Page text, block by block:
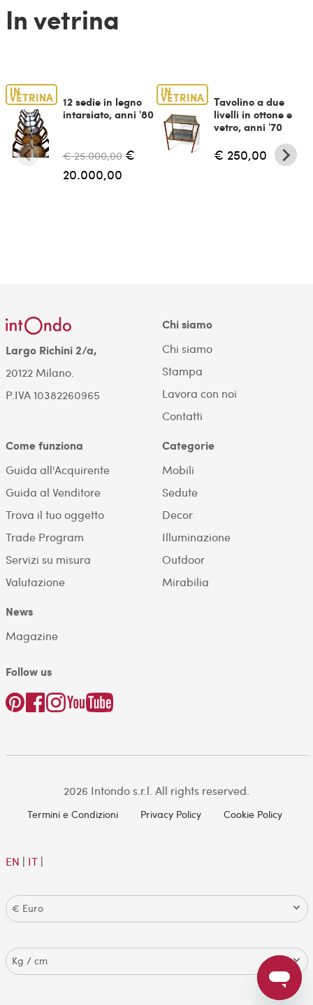
In vetrina
IN
VETRINA
12 sedie in legno
intarsiato, anni '80
€ 25.000,00 €
20.000,00
IN
VETRINA
Tavolino a due
livelli in ottone e
vetro, anni '70
€ 250,00
Largo Richini 2/a,
20122 Milano.
P.IVA 10382260965
Chi siamo
Chi siamo
Stampa
Lavora con noi
Contatti
Come funziona
Guida all'Acquirente
Guida al Venditore
Trova il tuo oggetto
Trade Program
Servizi su misura
Valutazione
Categorie
Mobili
Sedute
Decor
Illuminazione
Outdoor
Mirabilia
News
Magazine
Follow us
2026 Intondo s.r.l. All rights reserved.
Termini e Condizioni Privacy Policy Cookie Policy
EN | IT|